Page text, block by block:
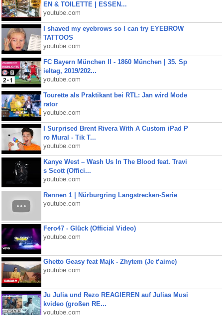
EN & TOILETTE | ESSEN...
youtube.com
I shaved my eyebrows so I can try EYEBROW
TATTOOS
youtube.com
FC Bayern München II - 1860 München | 35. Sp
ieltag, 2019/202...
youtube.com
Tourette als Praktikant bei RTL: Jan wird Mode
rator
youtube.com
I Surprised Brent Rivera With A Custom iPad P
ro Mural - Tik T...
youtube.com
Kanye West – Wash Us In The Blood feat. Travi
s Scott (Offici...
youtube.com
Rennen 1 | Nürburgring Langstrecken-Serie
youtube.com
Fero47 - Glück (Official Video)
youtube.com
Ghetto Geasy feat Majk - Zhytem (Je t’aime)
youtube.com
Ju Julia und Rezo REAGIEREN auf Julias Musi
kvideo (großen RE...
youtube.com